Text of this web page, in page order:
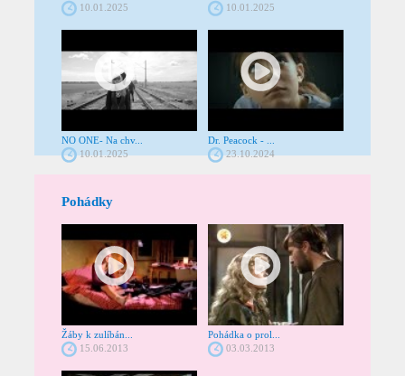
10.01.2025
10.01.2025
NO ONE- Na chv...
10.01.2025
Dr. Peacock - ...
23.10.2024
Pohádky
Žáby k zulíbán...
15.06.2013
Pohádka o prol...
03.03.2013